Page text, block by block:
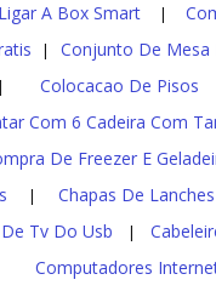
A Box Smart |
| Conjunto De Mesa
Colocacao De Pisos
Com 6 Cadeira Com
De Freezer E
| Chapas De
Tv Do Usb |
Computadores